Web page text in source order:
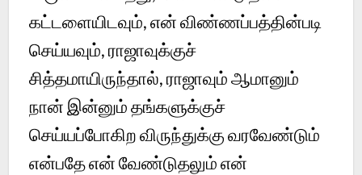
கட்டளையிடவும், என் விண்ணப்பத்தின்படி
செய்யவும், ராஜாவுக்குச்
சித்தமாயிருந்தால், ராஜாவும் ஆமானும்
நான் இன்னும் தங்களுக்குச்
செய்யப்போகிற விருந்துக்கு வரவேண்டும்
என்பதே என் வேண்டுதலும் என்